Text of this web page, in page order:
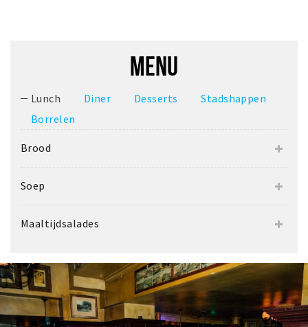
MENU
Lunch Diner Desserts
Stadshappen
Borrelen
Brood
Soep
Maaltijdsalades